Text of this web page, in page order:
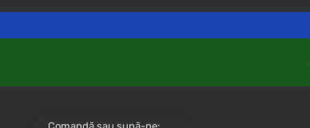
Delivery toSăvinești, NT Switch